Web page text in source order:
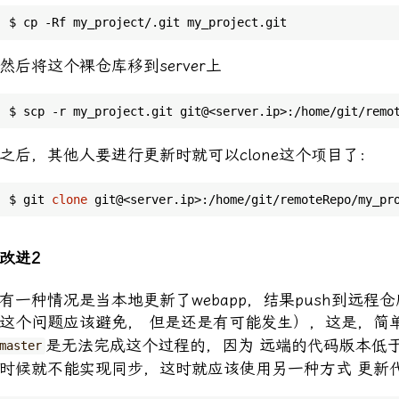
然后将这个裸仓库移到server上
之后，其他人要进行更新时就可以clone这个项目了：
$ git clone
改进2
有一种情况是当本地更新了webapp，结果push到远程
这个问题应该避免， 但是还是有可能发生），这是，简
master 是无法完成这个过程的，因为 远端的代码版本
时候就不能实现同步，这时就应该使用另一种方式 更新